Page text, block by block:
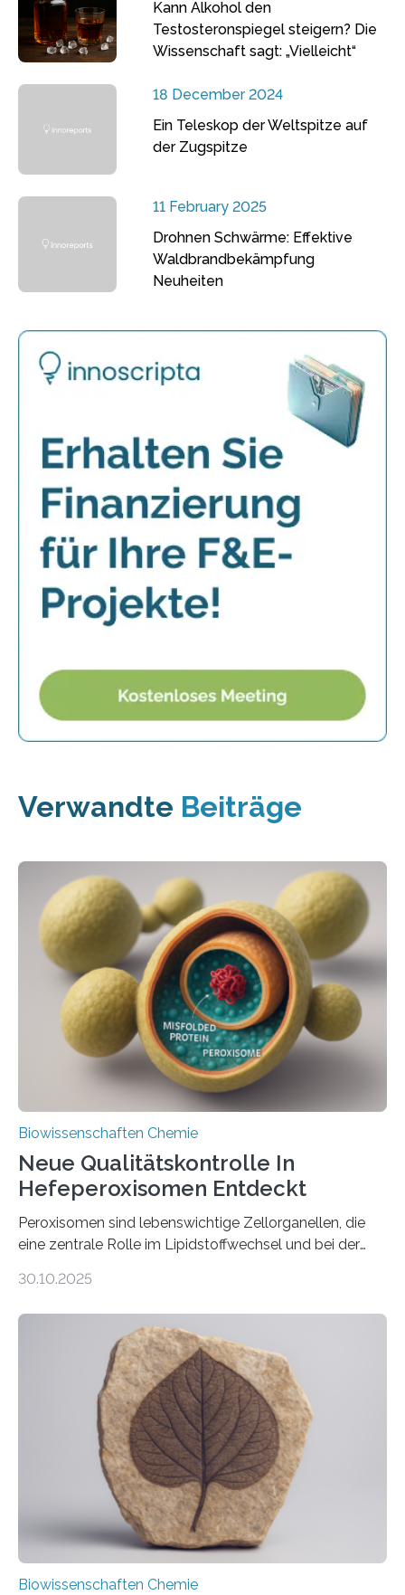
Kann Alkohol den
Testosteronspiegel steigern? Die
Wissenschaft sagt: „Vielleicht“
18 December 2024
Ein Teleskop der Weltspitze auf
der Zugspitze
11 February 2025
Drohnen Schwärme: Effektive
Waldbrandbekämpfung
Neuheiten
Verwandte Beiträge
Biowissenschaften Chemie
Neue Qualitätskontrolle In
Hefeperoxisomen Entdeckt
Peroxisomen sind lebenswichtige Zellorganellen, die
eine zentrale Rolle im Lipidstoffwechsel und bei der
erfüllen können, müssen zahlreiche Enzyme präzise in
der Ruhr-Universität Bochum um Prof. Dr. Ralf Erdmann
und Dr. Ismaila Francis Yusuf hat nun einen bislang
unbekannten Qualitätskontrollmechanismus des
peroxisomalen Proteintransports in der Bäckerhefe
Saccharomyces cerevisiae entdeckt, der für die
Funktionsfähigkeit der Organellen entscheidend ist. Die
Studie wurde am 28. Oktober 2025 in der
Fachzeitschrift…
30.10.2025
Biowissenschaften Chemie